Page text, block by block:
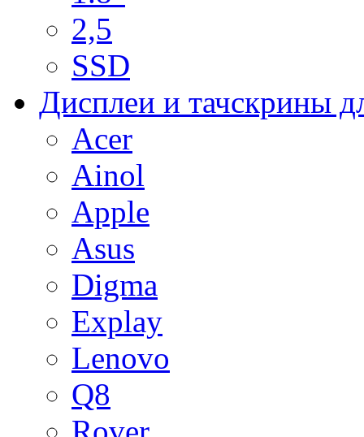
2,5
SSD
Дисплеи и тачскрины
Acer
Ainol
Apple
Asus
Digma
Explay
Lenovo
Q8